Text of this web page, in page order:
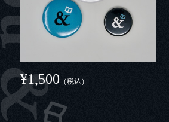
¥1,500（税込）